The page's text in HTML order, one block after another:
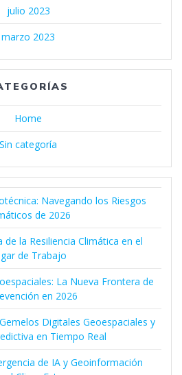
julio 2023
marzo 2023
Home
Sin categoría
Navegando los Riesgos
de 2026
de la Resiliencia Climática en el
de Trabajo
La Nueva Frontera de
en 2026
Digitales Geoespaciales y
en Tiempo Real
de IA y Geoinformación